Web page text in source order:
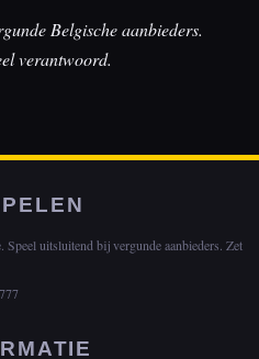
Belgische aanbieders.
verantwoord.
uitsluitend bij vergunde aanbieders. Zet